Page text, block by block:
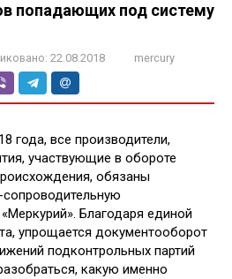
попадающих под систему
22.08.2018 mercury
года, все производители,
участвующие в обороте
обязаны
сопроводительную
Благодаря единой
упрощается документооборот
подконтрольных партий
какую именно